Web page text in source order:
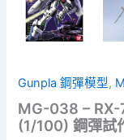
Gunpla 鋼彈模型,
MG-038 –
(1/100) 鋼彈試